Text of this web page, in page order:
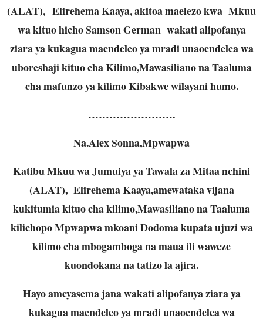
(ALAT), Elirehema Kaaya, akitoa maelezo kwa Mkuu
wa kituo hicho Samson German wakati alipofanya
ziara ya kukagua maendeleo ya mradi unaoendelea wa
uboreshaji kituo cha Kilimo,Mawasiliano na Taaluma
cha mafunzo ya kilimo Kibakwe wilayani humo.
…………………….
Na.Alex Sonna,Mpwapwa
Katibu Mkuu wa Jumuiya ya Tawala za Mitaa nchini
(ALAT), Elirehema Kaaya,amewataka vijana
kukitumia kituo cha kilimo,Mawasiliano na Taaluma
kilichopo Mpwapwa mkoani Dodoma kupata ujuzi wa
kilimo cha mbogamboga na maua ili waweze
kuondokana na tatizo la ajira.
Hayo ameyasema jana wakati alipofanya ziara ya
kukagua maendeleo ya mradi unaoendelea wa